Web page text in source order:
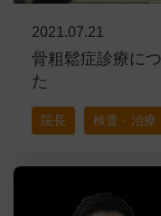
2021.07.21
骨粗鬆症診療に
た
院長 検査・治療